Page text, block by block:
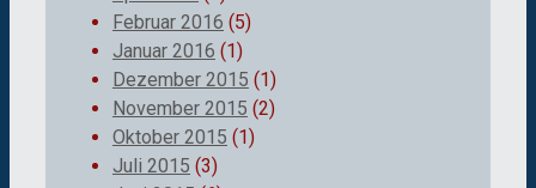
Februar 2016 (5)
Januar 2016 (1)
Dezember 2015 (1)
November 2015 (2)
Oktober 2015 (1)
Juli 2015 (3)